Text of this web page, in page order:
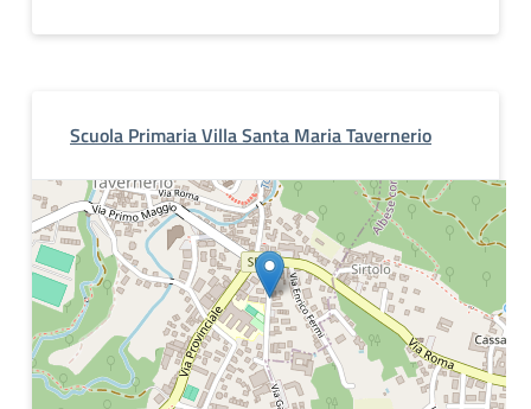
Scuola Primaria Villa Santa Maria Tavernerio